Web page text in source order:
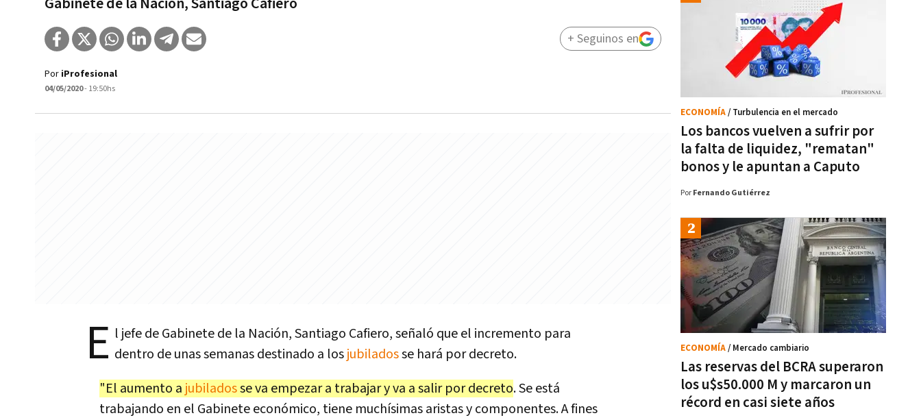
Por iProfesional
04/05/2020- 19:50hs
+ Seguinos en
E l jefe de Gabinete de la Nación, Santiago Cafiero, señaló que el incremento para
dentro de unas semanas destinado a losjubiladosse hará por decreto.
"El aumento a jubiladosse va empezar a trabajar y va a salir por decreto. Se está
trabajando en el Gabinete económico, tiene muchísimas aristas y componentes. A fines
Los bancos vuelven a sufrir por
la falta de liquidez, "rematan"
bonos y le apuntan a Caputo
ECONOMÍA/ Turbulencia en el mercado
Por Fernando Gutiérrez
Las reservas del BCRA superaron
los u$s50.000 M y marcaron un
récord en casi siete años
ECONOMÍA/ Mercado cambiario